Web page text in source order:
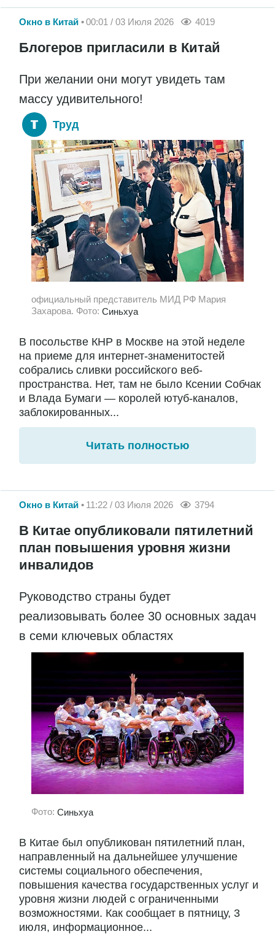
Окно в Китай 00:01 / 03 Июля 2026 4019
Блогеров пригласили в Китай
При желании они могут увидеть там
массу удивительного!
Труд
официальный представитель МИД РФ Мария
Захарова. Фото: Синьхуа
В посольстве КНР в Москве на этой неделе
на приеме для интернет-знаменитостей
собрались сливки российского веб-
пространства. Нет, там не было Ксении Собчак
и Влада Бумаги — королей ютуб-каналов,
заблокированных...
Читать полностью
Окно в Китай 11:22 / 03 Июля 2026 3794
В Китае опубликовали пятилетний
план повышения уровня жизни
инвалидов
Руководство страны будет
реализовывать более 30 основных задач
в семи ключевых областях
Фото: Синьхуа
В Китае был опубликован пятилетний план,
направленный на дальнейшее улучшение
системы социального обеспечения,
повышения качества государственных услуг и
уровня жизни людей с ограниченными
возможностями. Как сообщает в пятницу, 3
июля, информационное...